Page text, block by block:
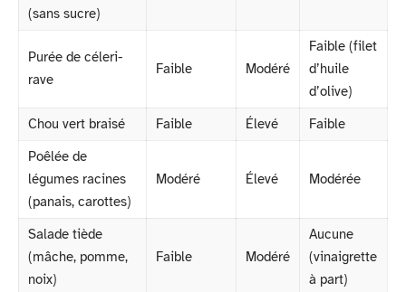
(sans sucre)
Purée de céleri-
rave
Faible Modéré
Faible (filet
d’huile
d’olive)
Chou vert braisé
Faible Élevé
Faible
Poêlée de
légumes racines
(panais, carottes)
Modéré Élevé Modérée
Salade tiède
(mâche, pomme,
noix)
Faible Modéré
Aucune
(vinaigrette
à part)